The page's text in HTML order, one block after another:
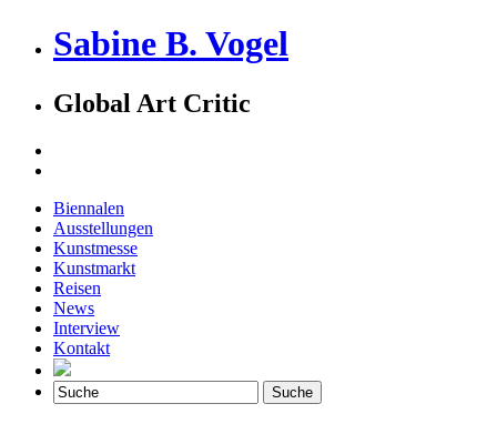
Sabine B. Vogel
Global Art Critic
Biennalen
Ausstellungen
Kunstmesse
Kunstmarkt
Reisen
News
Interview
Kontakt